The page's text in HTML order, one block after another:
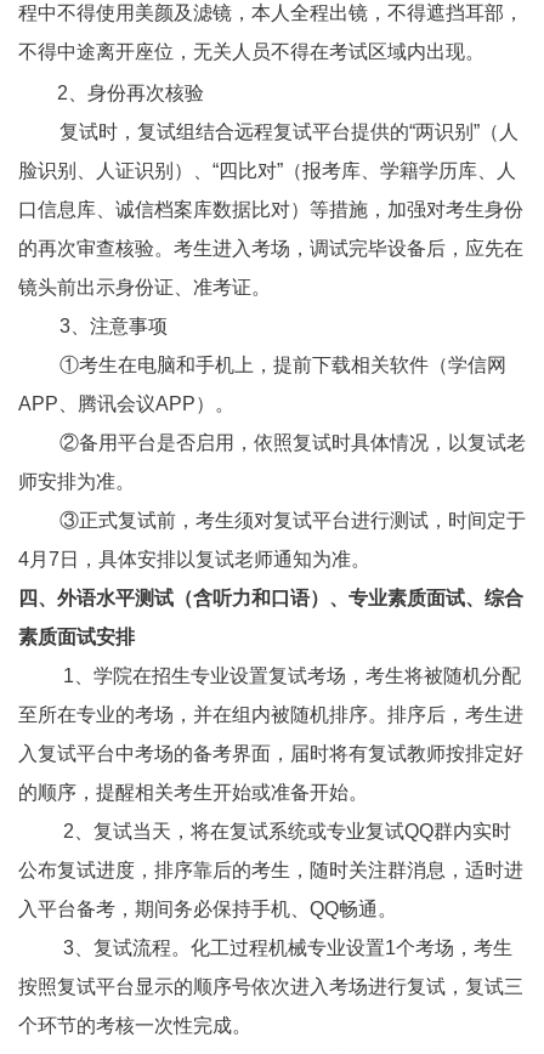
程中不得使用美颜及滤镜，本人全程出镜，不得遮挡耳部，
不得中途离开座位，无关人员不得在考试区域内出现。
2 、身份再次核验
复试时，复试组结合远程复试平台提供的“两识别”（人
脸识别、人证识别）、“四比对”（报考库、学籍学历库、人
口信息库、诚信档案库数据比对）等措施，加强对考生身份
的再次审查核验。考生进入考场，调试完毕设备后，应先在
镜头前出示身份证、准考证。
3 、注意事项
①考生在电脑和手机上，提前下载相关软件（学信网
APP、腾讯会议APP）。
②备用平台是否启用，依照复试时具体情况，以复试老
师安排为准。
③正式复试前，考生须对复试平台进行测试，时间定于
4月7日，具体安排以复试老师通知为准。
四、外语水平测试（含听力和口语）、专业素质面试、综合
素质面试安排
1 、学院在招生专业设置复试考场，考生将被随机分配
至所在专业的考场，并在组内被随机排序。排序后，考生进
入复试平台中考场的备考界面，届时将有复试教师按排定好
的顺序，提醒相关考生开始或准备开始。
2 、复试当天，将在复试系统或专业复试QQ群内实时
公布复试进度，排序靠后的考生，随时关注群消息，适时进
入平台备考，期间务必保持手机、QQ畅通。
3 、复试流程。化工过程机械专业设置1个考场，考生
按照复试平台显示的顺序号依次进入考场进行复试，复试三
个环节的考核一次性完成。